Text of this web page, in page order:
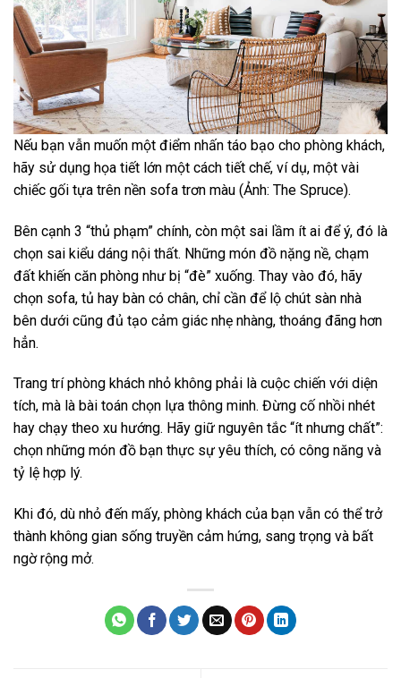
Nếu bạn vẫn muốn một điểm nhấn táo bạo cho phòng khách,
hãy sử dụng họa tiết lớn một cách tiết chế, ví dụ, một vài
chiếc gối tựa trên nền sofa trơn màu (Ảnh: The Spruce).
Bên cạnh 3 “thủ phạm” chính, còn một sai lầm ít ai để ý, đó là
chọn sai kiểu dáng nội thất. Những món đồ nặng nề, chạm
đất khiến căn phòng như bị “đè” xuống. Thay vào đó, hãy
chọn sofa, tủ hay bàn có chân, chỉ cần để lộ chút sàn nhà
bên dưới cũng đủ tạo cảm giác nhẹ nhàng, thoáng đãng hơn
hẳn.
Trang trí phòng khách nhỏ không phải là cuộc chiến với diện
tích, mà là bài toán chọn lựa thông minh. Đừng cố nhồi nhét
hay chạy theo xu hướng. Hãy giữ nguyên tắc “ít nhưng chất”:
chọn những món đồ bạn thực sự yêu thích, có công năng và
tỷ lệ hợp lý.
Khi đó, dù nhỏ đến mấy, phòng khách của bạn vẫn có thể trở
thành không gian sống truyền cảm hứng, sang trọng và bất
ngờ rộng mở.